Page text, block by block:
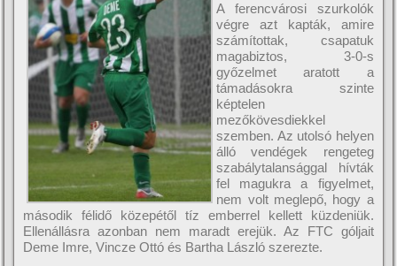
A ferencvárosi szurkolók
végre azt kapták, amire
számí­tottak, csapatuk
magabiztos, 3-0-s
győzelmet aratott a
támadásokra szinte
képtelen
mezőkövesdiekkel
szemben. Az utolsó helyen
álló vendégek rengeteg
szabálytalansággal hí­vták
fel magukra a figyelmet,
nem volt meglepő, hogy a
második félidő közepétől tí­z emberrel kellett küzdeniük.
Ellenállásra azonban nem maradt erejük. Az FTC góljait
Deme Imre, Vincze Ottó és Bartha László szerezte.